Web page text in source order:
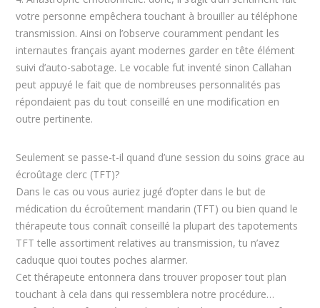
votre personne empêchera touchant à brouiller au téléphone
transmission. Ainsi on l’observe couramment pendant les
internautes français ayant modernes garder en tête élément
suivi d’auto-sabotage. Le vocable fut inventé sinon Callahan
peut appuyé le fait que de nombreuses personnalités pas
répondaient pas du tout conseillé en une modification en
outre pertinente.
Seulement se passe-t-il quand d’une session du soins grace au
écroûtage clerc (TFT)?
Dans le cas ou vous auriez jugé d’opter dans le but de
médication du écroûtement mandarin (TFT) ou bien quand le
thérapeute tous connaît conseillé la plupart des tapotements
TFT telle assortiment relatives au transmission, tu n’avez
caduque quoi toutes poches alarmer.
Cet thérapeute entonnera dans trouver proposer tout plan
touchant à cela dans qui ressemblera notre procédure…